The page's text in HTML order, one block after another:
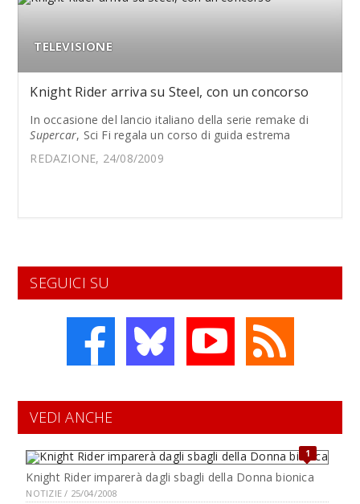
TELEVISIONE
Knight Rider arriva su Steel, con un concorso
In occasione del lancio italiano della serie remake di
Supercar, Sci Fi regala un corso di guida estrema
REDAZIONE, 24/08/2009
SEGUICI SU
VEDI ANCHE
1
Knight Rider imparerà dagli sbagli della Donna bionica
NOTIZIE / 25/04/2008